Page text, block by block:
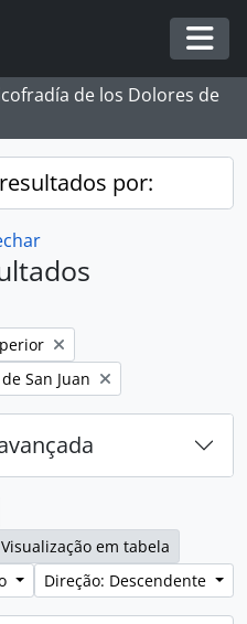
de los Dolores de
por:
San Juan
Visualização em tabela
Direção: Descendente